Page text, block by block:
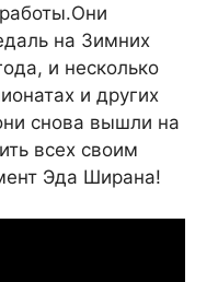
на Зимних
и несколько
и других
снова вышли на
всех своим
Эда Ширана!